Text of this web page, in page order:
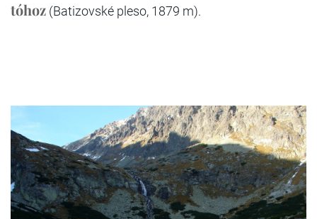
tóhoz (Batizovské pleso, 1879 m).